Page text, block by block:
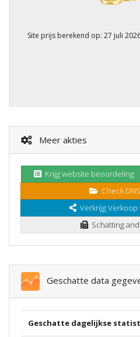
Site prijs berekend op: 27 juli
Meer akties
Krijg website beoordeling
Check
Verkrijg Verkoop
Schatting
Geschatte data
Geschatte dagelijkse